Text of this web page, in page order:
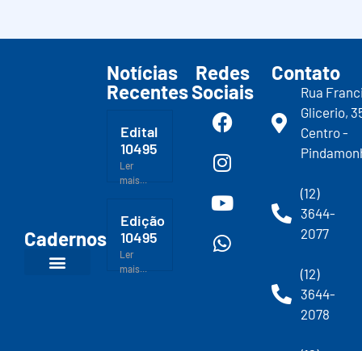
Cadernos
Notícias
Recentes
Edital
10495
Ler
mais...
Edição
10495
Ler
mais...
Redes
Sociais
Contato
Rua
Glicerio,
Centro -
(12)
3644-
2077
(12)
3644-
2078